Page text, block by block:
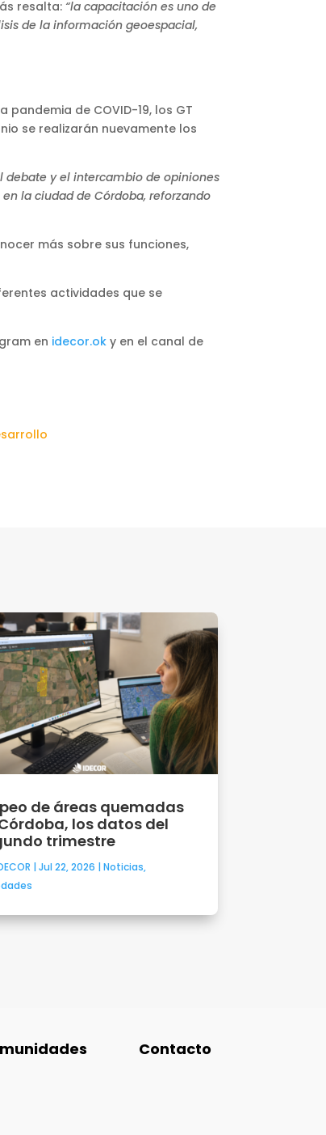
resalta: “la capacitación es uno de
de la información geoespacial,
pandemia de COVID-19, los GT
se realizarán nuevamente los
debate y el intercambio de opiniones
la ciudad de Córdoba, reforzando
más sobre sus funciones,
actividades que se
en idecor.ok y en el canal de
de áreas quemadas
los datos del
trimestre
| Jul 22, 2026 | Noticias,
Contacto